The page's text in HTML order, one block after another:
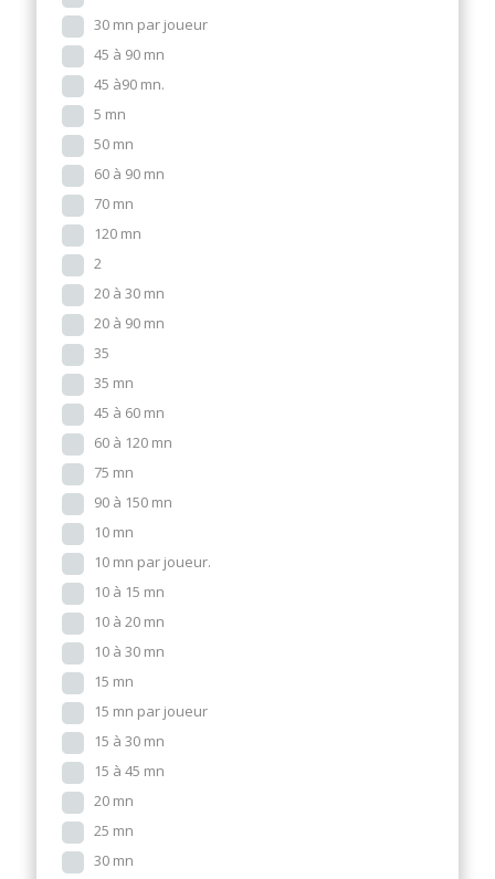
30 mn par joueur
45 à 90 mn
45 à90 mn.
5 mn
50 mn
60 à 90 mn
70 mn
120 mn
2
20 à 30 mn
20 à 90 mn
35
35 mn
45 à 60 mn
60 à 120 mn
75 mn
90 à 150 mn
10 mn
10 mn par joueur.
10 à 15 mn
10 à 20 mn
10 à 30 mn
15 mn
15 mn par joueur
15 à 30 mn
15 à 45 mn
20 mn
25 mn
30 mn